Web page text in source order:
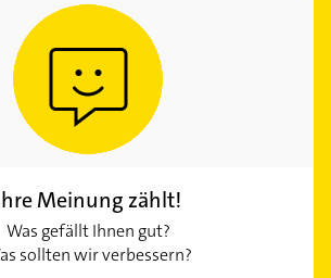
Meinung zählt!
Was gefällt Ihnen gut?
sollten wir verbessern?